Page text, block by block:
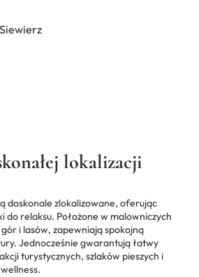
lokalizacji
doskonale zlokalizowane, oferując
do relaksu. Położone w malowniczych
i lasów, zapewniają spokojną
Jednocześnie gwarantują łatwy
turystycznych, szlaków pieszych i